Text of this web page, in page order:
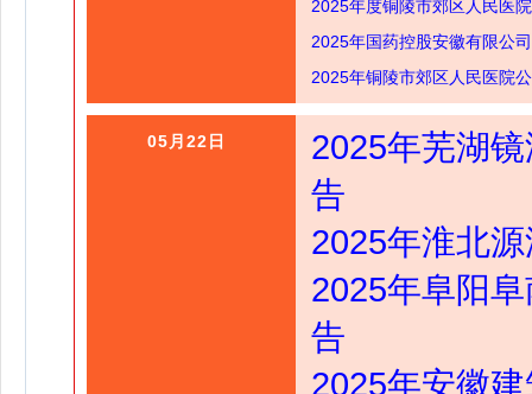
2025年度铜陵市郊区人民医
2025年国药控股安徽有限公
2025年铜陵市郊区人民医院
05月22日
2025年芜湖
告
2025年淮北
2025年阜阳
告
2025年安徽